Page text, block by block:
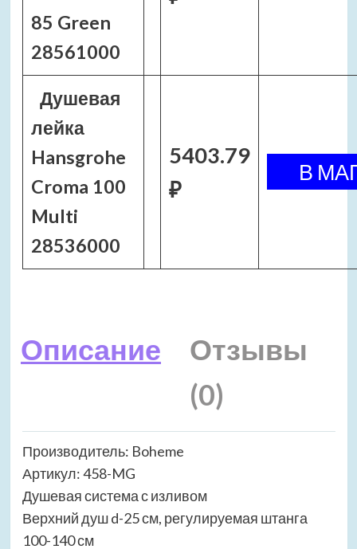
85 Green
28561000
Душевая
лейка
Hansgrohe
Croma 100
Multi
28536000
5403.79
₽
Описание
Отзывы
(0)
Производитель: Boheme
Артикул: 458-MG
Душевая система с изливом
Верхний душ d-25 см, регулируемая штанга
100-140 см